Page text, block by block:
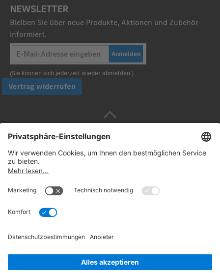
NEWSLETTER
Bleiben Sie über neue Produkte, Aktionen und Zubehör
informiert.
Anmelden
(Sie können sich jederzeit wieder abmelden.)
Vertrag widerrufen
Sicher bezahlen mit
© 2026. Daimler Truck AG. Alle Rechte vorbehalten
Widerrufsbelehrung